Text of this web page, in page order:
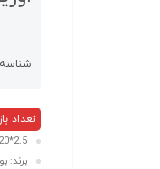
تعداد
2.5*20
برند: